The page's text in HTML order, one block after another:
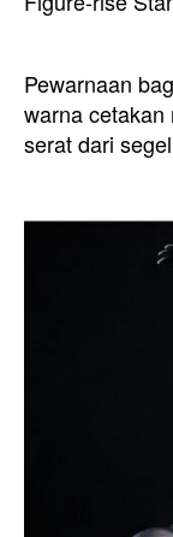
Pewarnaan
warna
serat dari